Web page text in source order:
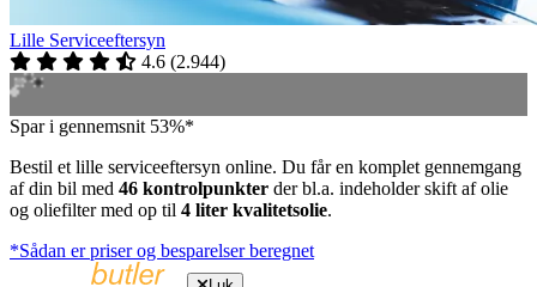
Lille Serviceeftersyn
4.6 (2.944)
Spar i gennemsnit 53%*
Bestil et lille serviceeftersyn online. Du får en komplet gennemgang
af din bil med 46 kontrolpunkter der bl.a. indeholder skift af olie
og oliefilter med op til 4 liter kvalitetsolie.
*Sådan er priser og besparelser beregnet